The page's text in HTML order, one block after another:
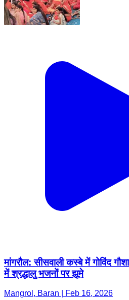
मांगरौल: सीसवाली कस्बे में गोविंद
में श्रद्धालु भजनों पर झूमे
Mangrol, Baran | Feb 16, 2026